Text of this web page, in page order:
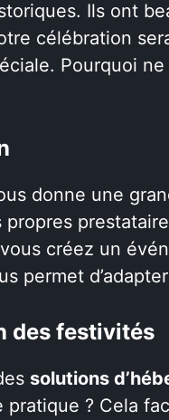
Ils ont
célébration
Pourquoi
donne une
créez un
permet
des festivités
solutions
? Cela